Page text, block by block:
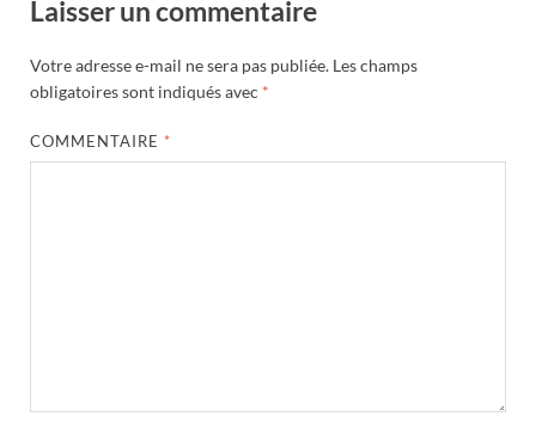
Laisser un commentaire
Votre adresse e-mail ne sera pas publiée. Les champs
obligatoires sont indiqués avec *
COMMENTAIRE *